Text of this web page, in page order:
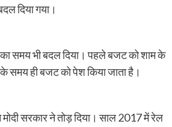
दिया गया।
समय भी बदल दिया। पहले बजट को शाम के
ही बजट को पेश किया जाता है।
सरकार ने तोड़ दिया। साल 2017 में रेल